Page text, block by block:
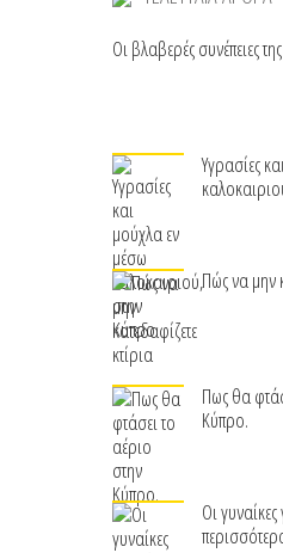
Οι βλαβερές συνέπειες
Υγρασίες
Πώς να μην
Πως θα
Κύπρο.
Οι